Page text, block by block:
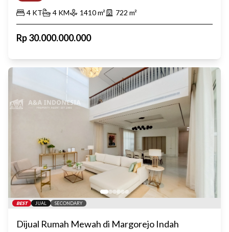
4 KT 4 KM 1410m² 722 m²
Rp30.000.000.000
BEST JUAL SECONDARY
Dijual Rumah Mewah di Margorejo Indah